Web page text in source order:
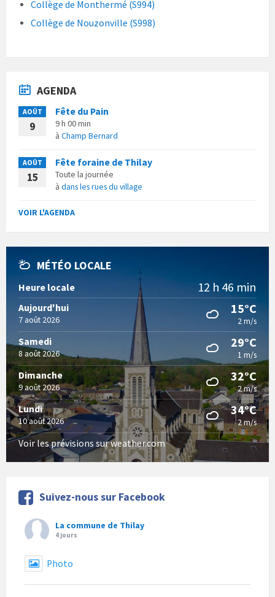
Collège de Monthermé (S994)
Collège de Nouzonville (S998)
AGENDA
AOÛT
9
Fête du Pain
9 h 00 min
à Champ Bernard
AOÛT
15
Fête foraine de Thilay
Toute la journée
à dans les rues du village
VOIR L'AGENDA
MÉTÉO LOCALE
Heure locale 12 h 46 min
Aujourd'hui
7 août 2026
15°C
2 m/s
Samedi
8 août 2026
29°C
1 m/s
Dimanche
9 août 2026
32°C
2 m/s
Lundi
10 août 2026
34°C
2 m/s
Voir les prévisions sur weather.com
Suivez-nous sur Facebook
La commune de Thilay
4 jours
Photo